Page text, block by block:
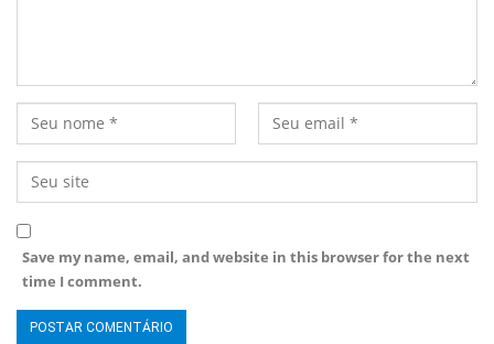
Save my name, email, and website in this browser for the next
time I comment.